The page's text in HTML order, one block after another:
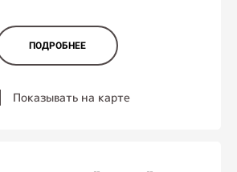
ПОДРОБНЕЕ
Показывать на карте